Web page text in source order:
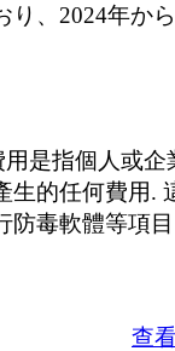
り、2024年から
是指個人或企
生的任何費用.
防毒軟體等項
查